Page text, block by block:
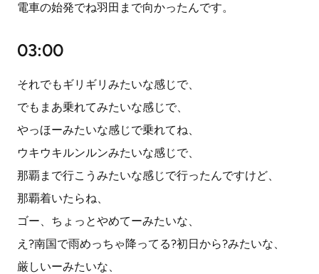
電車の始発でね羽田まで向かったんです。
03:00
それでもギリギリみたいな感じで、
でもまあ乗れてみたいな感じで、
やっほーみたいな感じで乗れてね、
ウキウキルンルンみたいな感じで、
那覇まで行こうみたいな感じで行ったんですけど、
那覇着いたらね、
ゴー、ちょっとやめてーみたいな、
え?南国で雨めっちゃ降ってる?初日から?みたいな、
厳しいーみたいな、